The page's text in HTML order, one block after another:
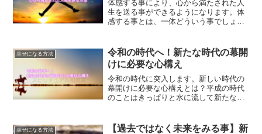
体感する事により、心から満たされた人
生を送る事ができるようになります。体
感する事とは、一体どういう事でしょう
幸せになる方法
令和の時代へ！新たな時代の幕開
けに必要な心構え
令和の時代に突入します。新しい時代の
幕開けに必要な心構えとは？平成の時代
のことはきっぱりと水に流して新たな気
いてご紹介します。
幸せになる方法
【過去ではなく未来をみる事】新